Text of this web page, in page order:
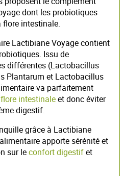
dont les probiotiques
flore intestinale.
Lactibiane Voyage contient
Issu de
différentes (Lactobacillus
Plantarum et Lactobacillus
va parfaitement
intestinaleet donc éviter
digestif.
grâce à Lactibiane
apporte sérénité et
sur leconfort digestifet